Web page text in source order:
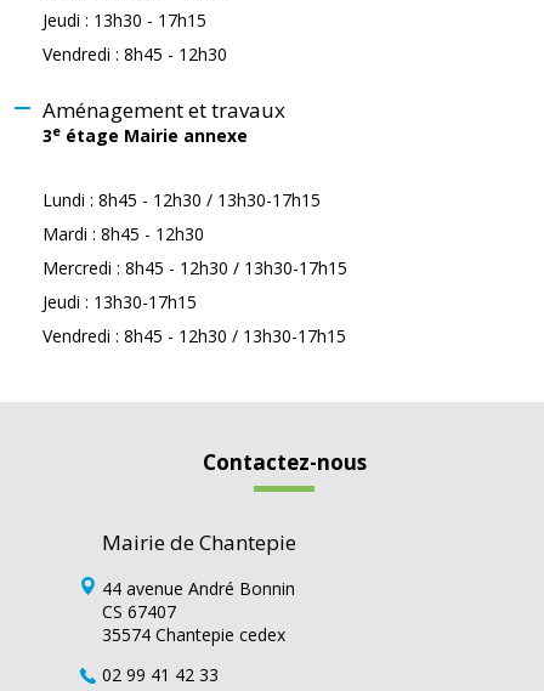
Jeudi : 13h30 - 17h15
Vendredi : 8h45 - 12h30
Aménagement et travaux
3e étage Mairie annexe
Lundi : 8h45 - 12h30 / 13h30-17h15
Mardi : 8h45 - 12h30
Mercredi : 8h45 - 12h30 / 13h30-17h15
Jeudi : 13h30-17h15
Vendredi : 8h45 - 12h30 / 13h30-17h15
Contactez-nous
Mairie de Chantepie
44 avenue André Bonnin
CS 67407
35574 Chantepie cedex
02 99 41 42 33